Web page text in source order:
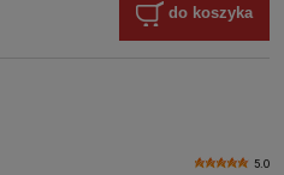
do koszyka
5.0